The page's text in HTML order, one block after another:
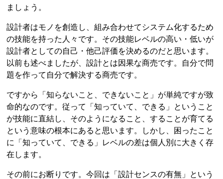
ましょう。
設計者はモノを創造し、組み合わせてシステム化するため
の技能を持った人々です。その技能レベルの高い・低いが
設計者としての自己・他己評価を決めるのだと思います。
以前も述べましたが、設計とは因果な商売です。自分で問
題を作って自分で解決する商売です。
ですから「知らないこと、できないこと」が単純ですが致
命的なのです。従って「知っていて、できる」ということ
が技能に直結し、そのようになること、することが育てる
という意味の根本にあると思います。しかし、困ったこと
に「知っていて、できる」レベルの差は個人別に大きく存
在します。
その前にお断りです。今回は「設計センスの有無」という